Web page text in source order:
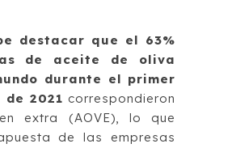
destacar que el 63%
de aceite de oliva
durante el primer
2021 correspondieron
extra (AOVE), lo que
de las empresas